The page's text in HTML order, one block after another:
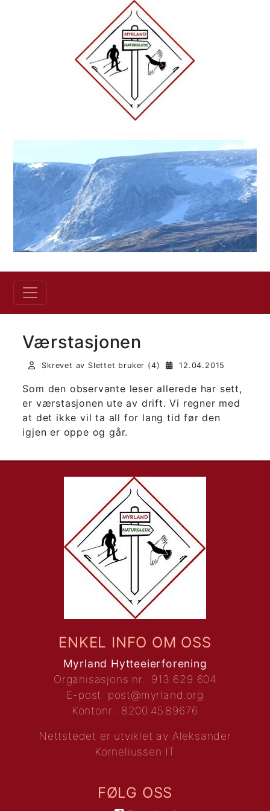
Værstasjonen
Skrevet av Slettet bruker (4) 12.04.2015
Som den observante leser allerede har sett,
er værstasjonen ute av drift. Vi regner med
at det ikke vil ta all for lang tid før den
igjen er oppe og går.
ENKEL INFO OM OSS
Myrland Hytteeierforening
Organisasjons nr.: 913 629 604
E-post: post@myrland.org
Kontonr.: 8200.45.89676
Nettstedet er utviklet av Aleksander
Korneliussen IT
FØLG OSS